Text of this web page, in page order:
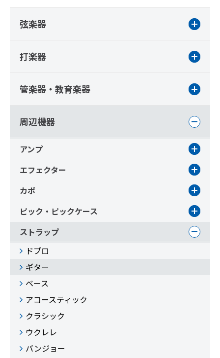
弦楽器
打楽器
管楽器・教育楽器
周辺機器
アンプ
エフェクター
カポ
ピック・ピックケース
ストラップ
ドブロ
ギター
ベース
アコースティック
クラシック
ウクレレ
バンジョー